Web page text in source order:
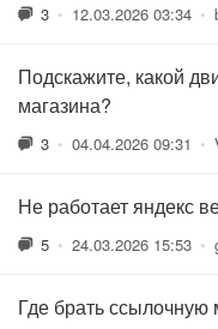
3 • 12.03.2026 03:34 •
Подскажите, какой
магазина?
3 • 04.04.2026 09:31 •
Не работает яндекс
5 • 24.03.2026 15:53 •
Где брать ссылочную